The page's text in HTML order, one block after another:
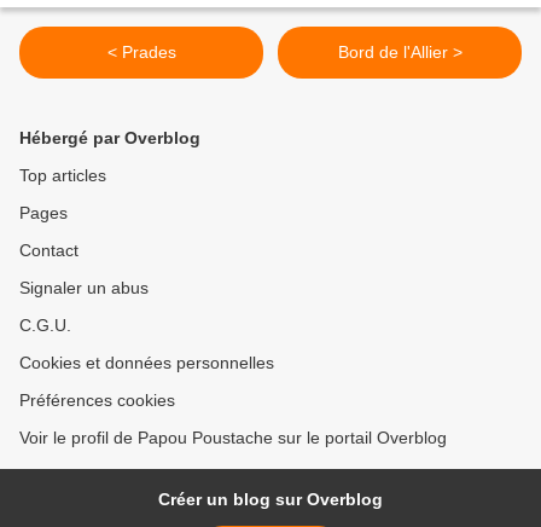
< Prades Bord de l'Allier >
Hébergé par Overblog
Top articles
Pages
Contact
Signaler un abus
C.G.U.
Cookies et données personnelles
Préférences cookies
Voir le profil de Papou Poustache sur le portail Overblog
Créer un blog sur Overblog